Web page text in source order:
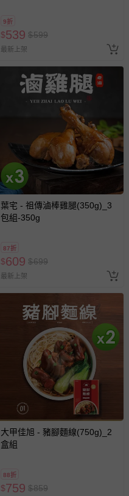
9折
$539 $599
最新上架
葉宅 - 祖傳滷棒雞腿(350g)_3
包組-350g
87折
$609 $699
最新上架
大甲佳旭 - 豬腳麵線(750g)_2
盒組
88折
$759 $859